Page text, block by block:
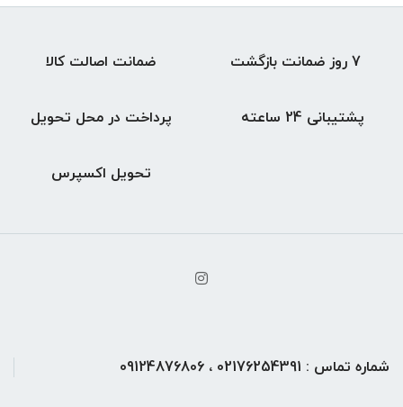
ضمانت اصالت کالا 7 روز ضمانت بازگشت
پرداخت در محل تحویل پشتیبانی 24 ساعته
تحویل اکسپرس
شماره تماس : 02176254391 ، 09124876806